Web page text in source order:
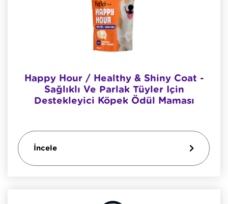
Happy Hour / Healthy & Shiny Coat -
Sağlıklı Ve Parlak Tüyler Için
Destekleyici Köpek Ödül Maması
İncele